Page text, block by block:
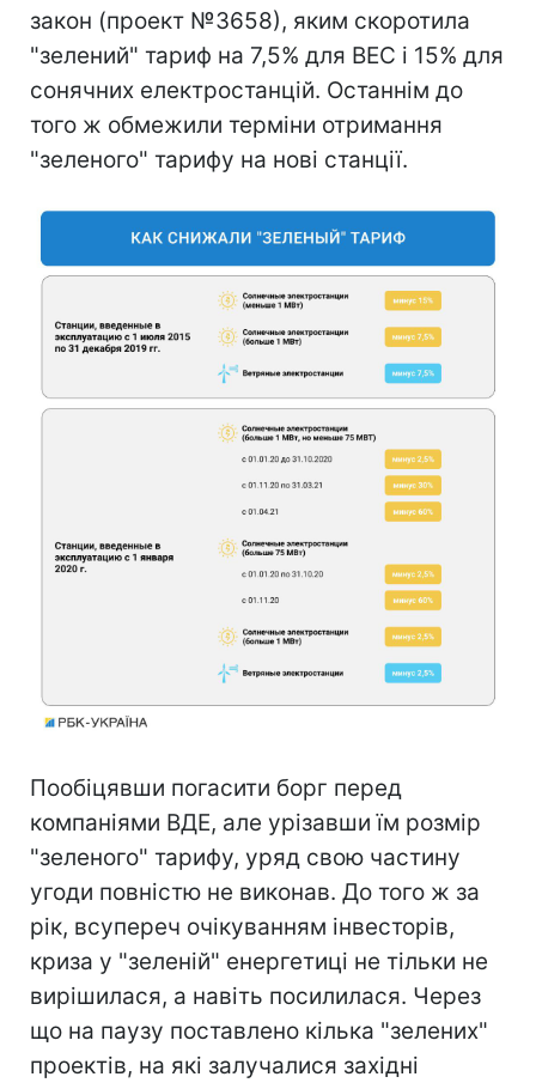
закон (проект №3658), яким скоротила
"зелений" тариф на 7,5% для ВЕС і 15% для
сонячних електростанцій. Останнім до
того ж обмежили терміни отримання
"зеленого" тарифу на нові станції.
Пообіцявши погасити борг перед
компаніями ВДЕ, але урізавши їм розмір
"зеленого" тарифу, уряд свою частину
угоди повністю не виконав. До того ж за
рік, всупереч очікуванням інвесторів,
криза у "зеленій" енергетиці не тільки не
вирішилася, а навіть посилилася. Через
що на паузу поставлено кілька "зелених"
проектів, на які залучалися західні